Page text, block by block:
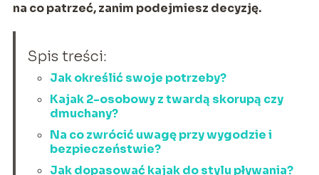
na co patrzeć, zanim podejmiesz decyzję.
Spis treści:
Jak określić swoje potrzeby?
Kajak 2-osobowy z twardą skorupą czy
dmuchany?
Na co zwrócić uwagę przy wygodzie i
bezpieczeństwie?
Jak dopasować kajak do stylu pływania?